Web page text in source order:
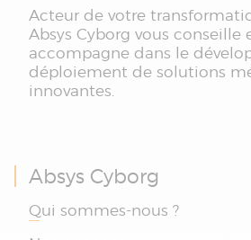
Acteur de votre
Absys Cyborg vous conseille
accompagne dans le
déploiement de solutions
innovantes.
Absys Cyborg
Qui sommes-nous ?